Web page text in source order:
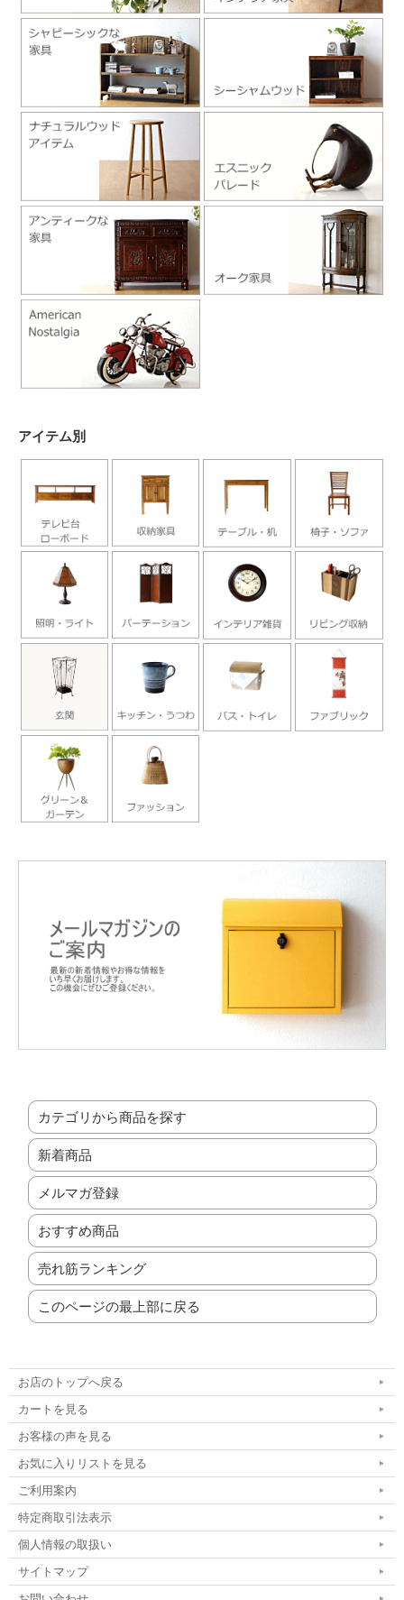
アイテム別
カテゴリから商品を探す
新着商品
メルマガ登録
おすすめ商品
売れ筋ランキング
このページの最上部に戻る
お店のトップへ戻る
カートを見る
お客様の声を見る
お気に入りリストを見る
ご利用案内
特定商取引法表示
個人情報の取扱い
サイトマップ